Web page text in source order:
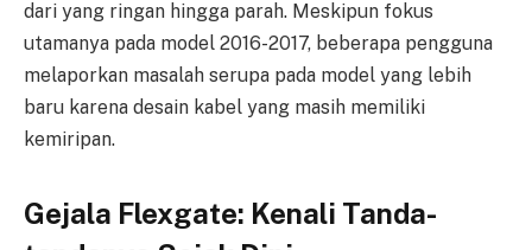
dari yang ringan hingga parah. Meskipun fokus
utamanya pada model 2016-2017, beberapa pengguna
melaporkan masalah serupa pada model yang lebih
baru karena desain kabel yang masih memiliki
kemiripan.
Gejala Flexgate: Kenali Tanda-